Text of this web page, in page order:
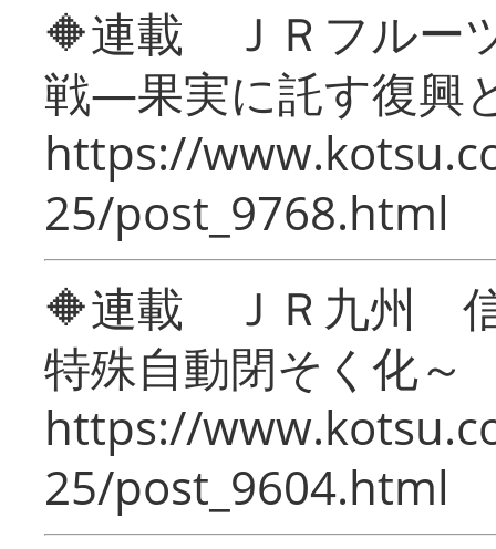
🔶連載 ＪＲフルー
戦―果実に託す復興
https://
25/post_9768.html
🔶連載 ＪＲ九州 信
特殊自動閉そく化～
https://
25/post_9604.html